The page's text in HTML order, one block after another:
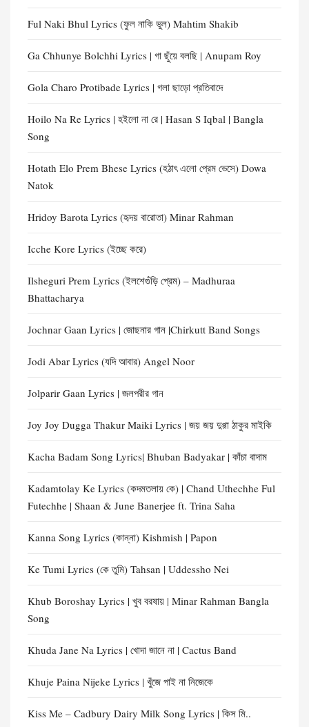
Ful Naki Bhul Lyrics (ফুল নাকি ভুল) Mahtim Shakib
Ga Chhunye Bolchhi Lyrics | গা ছুঁয়ে বলছি | Anupam Roy
Gola Charo Protibade Lyrics | গলা ছাড়ো প্রতিবাদে
Hoilo Na Re Lyrics | হইলো না রে | Hasan S Iqbal | Bangla
Song
Hotath Elo Prem Bhese Lyrics (হঠাৎ এলো প্রেম ভেসে) Dowa
Natok
Hridoy Barota Lyrics (হৃদয় বারোতা) Minar Rahman
Icche Kore Lyrics (ইচ্ছে করে)
Ilsheguri Prem Lyrics (ইলশেগুঁড়ি প্রেম) – Madhuraa
Bhattacharya
Jochnar Gaan Lyrics | জোছনার গান |Chirkutt Band Songs
Jodi Abar Lyrics (যদি আবার) Angel Noor
Jolparir Gaan Lyrics | জলপরীর গান
Joy Joy Dugga Thakur Maiki Lyrics | জয় জয় দুগ্গা ঠাকুর মাইকি
Kacha Badam Song Lyrics| Bhuban Badyakar | কাঁচা বাদাম
Kadamtolay Ke Lyrics (কদমতলায় কে) | Chand Uthechhe Ful
Futechhe | Shaan & June Banerjee ft. Trina Saha
Kanna Song Lyrics (কান্না) Kishmish | Papon
Ke Tumi Lyrics (কে তুমি) Tahsan | Uddessho Nei
Khub Boroshay Lyrics | খুব বরষায় | Minar Rahman Bangla
Song
Khuda Jane Na Lyrics | খোদা জানে না | Cactus Band
Khuje Paina Nijeke Lyrics | খুঁজে পাই না নিজেকে
Kiss Me – Cadbury Dairy Milk Song Lyrics | কিস মি..